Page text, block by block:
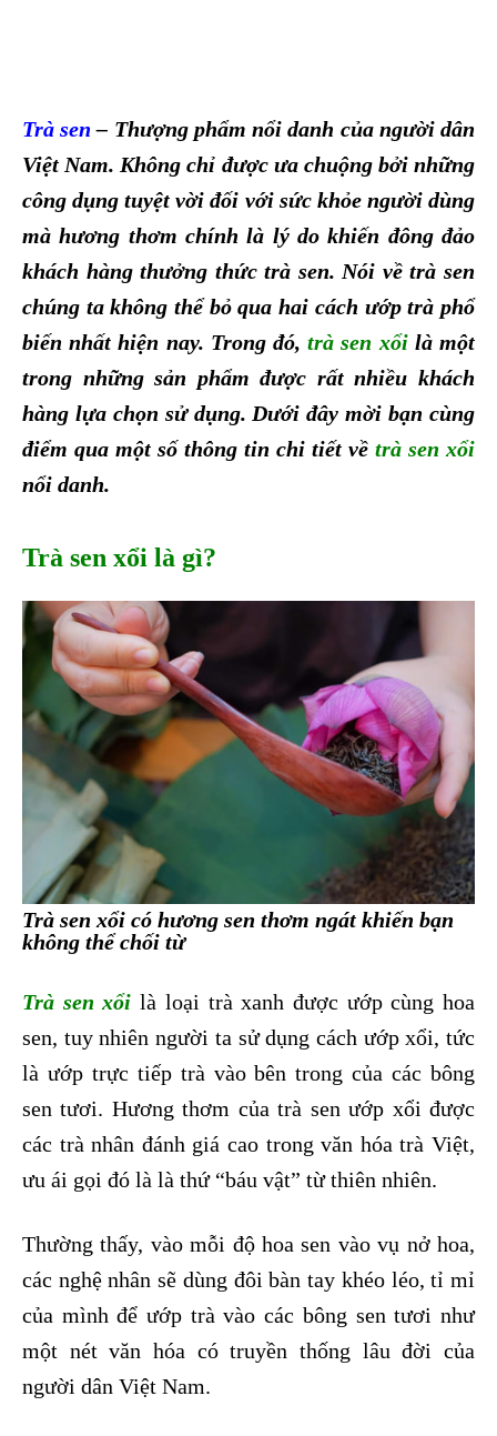
Trà sen – Thượng phẩm nổi danh của người dân
Việt Nam. Không chỉ được ưa chuộng bởi những
công dụng tuyệt vời đối với sức khỏe người dùng
mà hương thơm chính là lý do khiến đông đảo
khách hàng thưởng thức trà sen. Nói về trà sen
chúng ta không thể bỏ qua hai cách ướp trà phổ
biến nhất hiện nay. Trong đó, trà sen xổilà một
trong những sản phẩm được rất nhiều khách
hàng lựa chọn sử dụng. Dưới đây mời bạn cùng
điểm qua một số thông tin chi tiết về trà sen xổi
nổi danh.
Trà sen xổi là gì?
Trà sen xổi có hương sen thơm ngát khiến bạn
không thể chối từ
Trà sen xổi là loại trà xanh được ướp cùng hoa
sen, tuy nhiên người ta sử dụng cách ướp xổi, tức
là ướp trực tiếp trà vào bên trong của các bông
sen tươi. Hương thơm của trà sen ướp xổi được
các trà nhân đánh giá cao trong văn hóa trà Việt,
ưu ái gọi đó là là thứ “báu vật” từ thiên nhiên.
Thường thấy, vào mỗi độ hoa sen vào vụ nở hoa,
các nghệ nhân sẽ dùng đôi bàn tay khéo léo, tỉ mỉ
của mình để ướp trà vào các bông sen tươi như
một nét văn hóa có truyền thống lâu đời của
người dân Việt Nam.